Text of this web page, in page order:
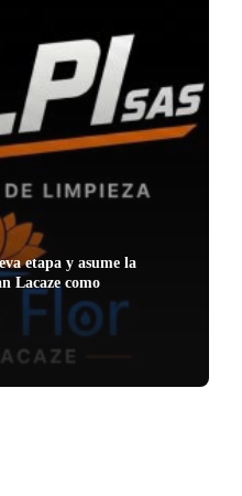
etapa y asume la
Lacaze como